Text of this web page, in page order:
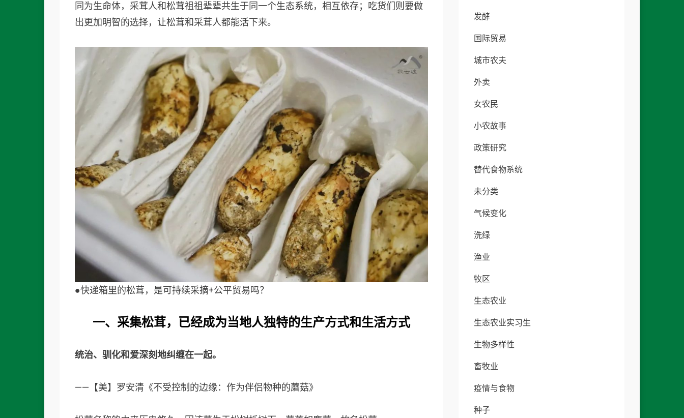
同为生命体，采茸人和松茸祖祖辈辈共生于同一个生态系统，相互依存；吃货们则要做
出更加明智的选择，让松茸和采茸人都能活下来。
●快递箱里的松茸，是可持续采摘+公平贸易吗？
一、采集松茸，已经成为当地人独特的生产方式和生活方式
统治、驯化和爱深刻地纠缠在一起。
——【美】罗安清《不受控制的边缘：作为伴侣物种的蘑菇》
发酵
国际贸易
城市农夫
外卖
女农民
小农故事
政策研究
替代食物系统
未分类
气候变化
洗绿
渔业
牧区
生态农业
生态农业实习生
生物多样性
畜牧业
疫情与食物
种子